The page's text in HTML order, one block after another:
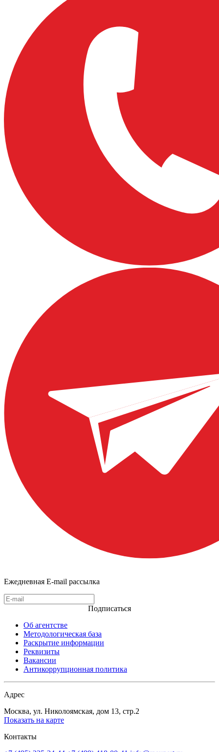
Ежедневная E-mail рассылка
Подписаться
Об агентстве
Методологическая база
Раскрытие информации
Реквизиты
Вакансии
Антикоррупционная политика
Адрес
Москва, ул. Николоямская, дом 13, стр.2
Показать на карте
Контакты